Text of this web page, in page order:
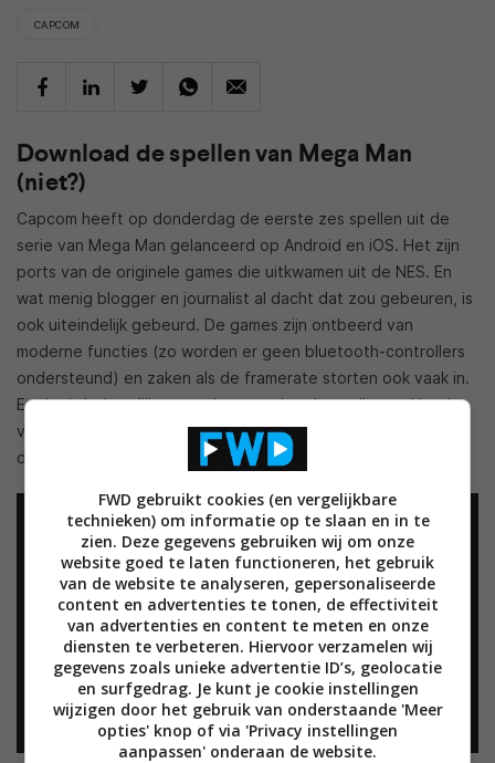
CAPCOM
Download de spellen van Mega Man
(niet?)
Capcom heeft op donderdag de eerste zes spellen uit de
serie van Mega Man gelanceerd op Android en iOS. Het zijn
ports van de originele games die uitkwamen uit de NES. En
wat menig blogger en journalist al dacht dat zou gebeuren, is
ook uiteindelijk gebeurd. De games zijn ontbeerd van
moderne functies (zo worden er geen bluetooth-controllers
ondersteund) en zaken als de framerate storten ook vaak in.
En dat is behoorlijk vreemd, aangezien de spellen wel heel
vloeiend draaiden op de oude NES, die inmiddels meer dan
dertig jaar oud is.
FWD gebruikt cookies (en vergelijkbare
technieken) om informatie op te slaan en in te
zien. Deze gegevens gebruiken wij om onze
website goed te laten functioneren, het gebruik
van de website te analyseren, gepersonaliseerde
content en advertenties te tonen, de effectiviteit
van advertenties en content te meten en onze
diensten te verbeteren. Hiervoor verzamelen wij
gegevens zoals unieke advertentie ID’s, geolocatie
en surfgedrag. Je kunt je cookie instellingen
wijzigen door het gebruik van onderstaande 'Meer
opties' knop of via 'Privacy instellingen
aanpassen' onderaan de website.